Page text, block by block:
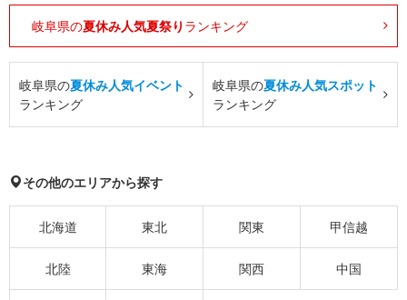
岐阜県の夏休み人気夏祭り ランキング
岐阜県の夏休み人気イベント
ランキング
岐阜県の夏休み人気スポット
ランキング
その他のエリアから探す
北海道 東北 関東 甲信越
北陸 東海 関西 中国